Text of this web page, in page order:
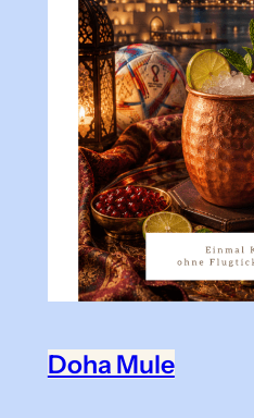
Doha Mule